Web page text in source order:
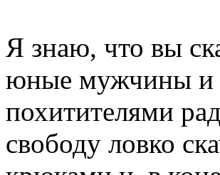
Я знаю, что вы
юные мужчины и
похитителями
свободу ловко